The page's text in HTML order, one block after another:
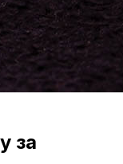
за